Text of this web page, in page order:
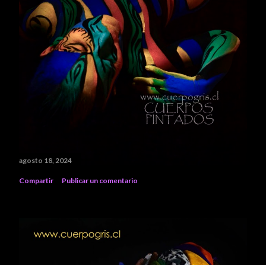
agosto 18, 2024
Compartir Publicar un comentario